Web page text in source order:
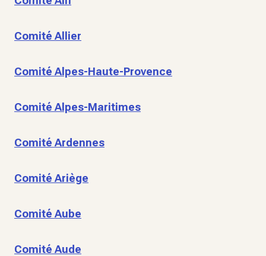
Comité Allier
Comité Alpes-Haute-Provence
Comité Alpes-Maritimes
Comité Ardennes
Comité Ariège
Comité Aube
Comité Aude